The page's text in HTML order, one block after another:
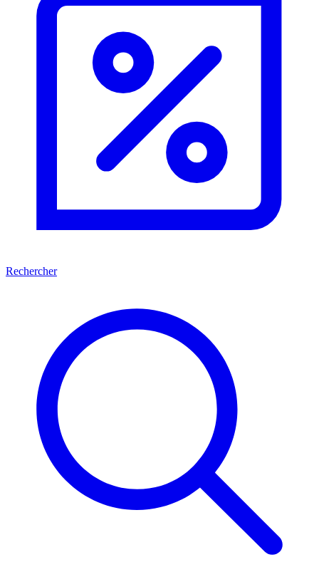
Rechercher